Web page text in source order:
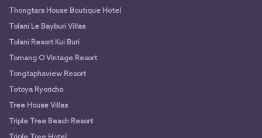
Thongtara House Boutique Hotel
Tolani Le Bayburi Villas
Tolani Resort Kui Buri
Tomang O Vintage Resort
Tongtaphaview Resort
Totoya Ryoricho
Tree House Villas
Triple Tree Beach Resort